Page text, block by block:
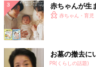
赤ちゃんが生
赤ちゃん・育児
お墓の撤去に
PR(くらしの話題)